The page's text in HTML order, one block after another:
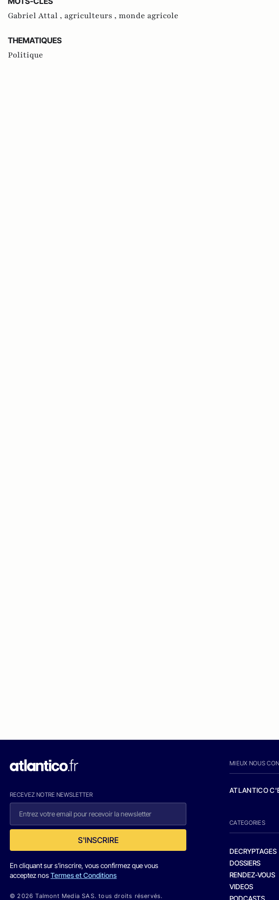
Gabriel Attal , agriculteurs , monde agricole
THEMATIQUES
Politique
RECEVEZ NOTRE NEWSLETTER
S'INSCRIRE
En cliquant sur s'inscrire, vous confirmez que vous
acceptez nosTermes et Conditions
© 2026 Talmont Media SAS. tous droits réservés.
MIEUX NOUS
ATLANTICO
CATEGORIES
DECRYPTAGES
DOSSIERS
RENDEZ-VOUS
VIDEOS
PODCASTS